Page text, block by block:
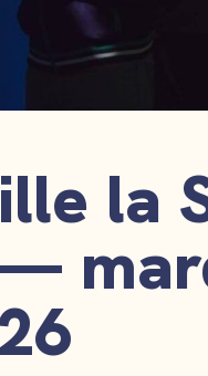
la
—